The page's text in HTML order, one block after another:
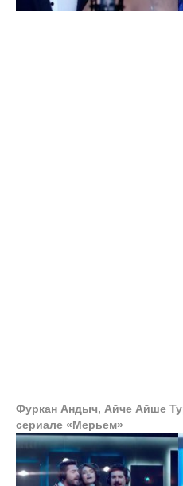
Фуркан Андыч, Айче Айше
сериале «Мерьем»